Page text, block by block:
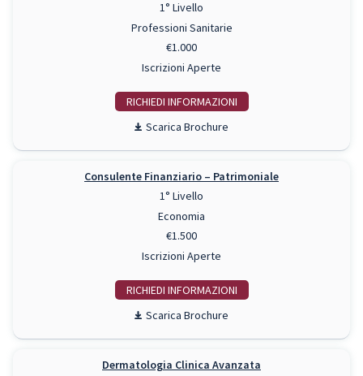
1° Livello
Professioni Sanitarie
€1.000
Iscrizioni Aperte
RICHIEDI INFO
Scarica Brochure
Consulente Finanziario – Patrimoniale
1° Livello
Economia
€1.500
Iscrizioni Aperte
RICHIEDI INFO
Scarica Brochure
Dermatologia Clinica Avanzata